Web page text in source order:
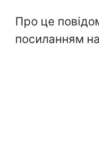
Про це
посиланням на